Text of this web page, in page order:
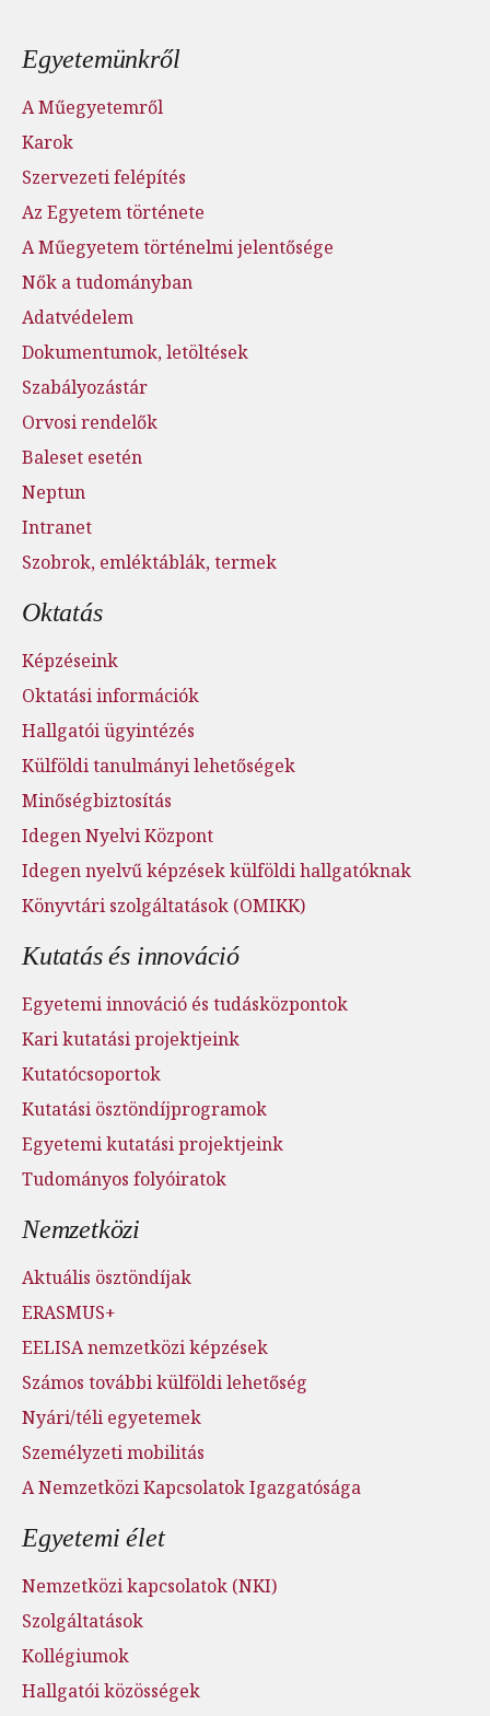
Lábléc menü
Egyetemünkről
A Műegyetemről
Karok
Szervezeti felépítés
Az Egyetem története
A Műegyetem történelmi jelentősége
Nők a tudományban
Adatvédelem
Dokumentumok, letöltések
Szabályozástár
Orvosi rendelők
Baleset esetén
Neptun
Intranet
Szobrok, emléktáblák, termek
Oktatás
Képzéseink
Oktatási információk
Hallgatói ügyintézés
Külföldi tanulmányi lehetőségek
Minőségbiztosítás
Idegen Nyelvi Központ
Idegen nyelvű képzések külföldi hallgatóknak
Könyvtári szolgáltatások (OMIKK)
Kutatás és innováció
Egyetemi innováció és tudásközpontok
Kari kutatási projektjeink
Kutatócsoportok
Kutatási ösztöndíjprogramok
Egyetemi kutatási projektjeink
Tudományos folyóiratok
Nemzetközi
Aktuális ösztöndíjak
ERASMUS+
EELISA nemzetközi képzések
Számos további külföldi lehetőség
Nyári/téli egyetemek
Személyzeti mobilitás
A Nemzetközi Kapcsolatok Igazgatósága
Egyetemi élet
Nemzetközi kapcsolatok (NKI)
Szolgáltatások
Kollégiumok
Hallgatói közösségek